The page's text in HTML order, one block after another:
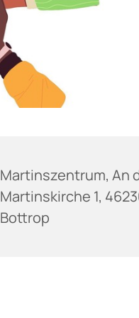
Martinszentrum, An
Martinskirche 1,
Bottrop